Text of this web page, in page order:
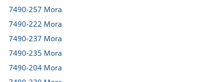
7490-257 Mora
7490-222 Mora
7490-237 Mora
7490-235 Mora
7490-204 Mora